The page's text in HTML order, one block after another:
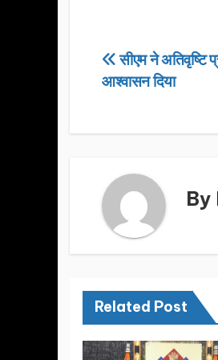
e
b
o
o
d
n
Post
सीएम ने अतिवृष्टि
आश्वासन दिया
By
Related Post